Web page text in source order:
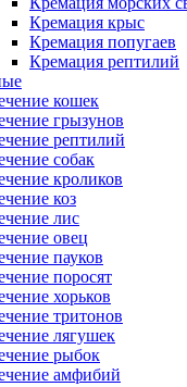
Кремация крыс
Кремация попугаев
Кремация рептилий
кошек
грызунов
рептилий
собак
кроликов
коз
лис
овец
пауков
поросят
хорьков
тритонов
лягушек
рыбок
амфибий